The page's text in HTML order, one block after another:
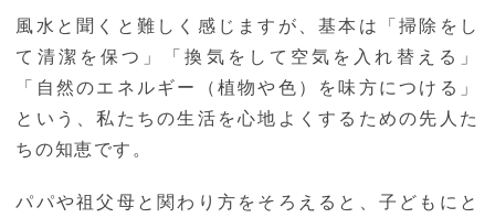
風水と聞くと難しく感じますが、基本は「掃除をし
て清潔を保つ」「換気をして空気を入れ替える」
「自然のエネルギー（植物や色）を味方につける」
という、私たちの生活を心地よくするための先人た
ちの知恵です。
パパや祖父母と関わり方をそろえると、子どもにと